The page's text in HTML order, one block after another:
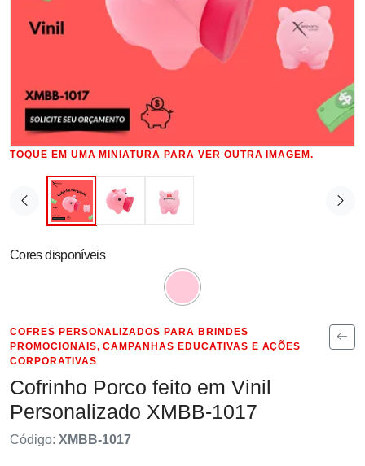
TOQUE EM UMA MINIATURA PARA VER OUTRA IMAGEM.
Cores disponíveis
COFRES PERSONALIZADOS PARA BRINDES
PROMOCIONAIS, CAMPANHAS EDUCATIVAS E AÇÕES
CORPORATIVAS
Cofrinho Porco feito em Vinil
Personalizado XMBB-1017
Código: XMBB-1017